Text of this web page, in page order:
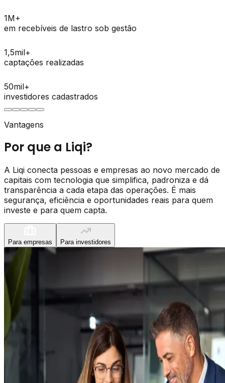
1M+
em recebíveis de lastro sob gestão
1,5mil+
captações realizadas
50mil+
investidores cadastrados
Vantagens
Por que a Liqi?
A Liqi conecta pessoas e empresas ao novo mercado de
capitais com tecnologia que simplifica, padroniza e dá
transparência a cada etapa das operações. É mais
segurança, eficiência e oportunidades reais para quem
investe e para quem capta.
Para empresas Para investidores